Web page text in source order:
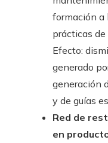
formación a
prácticas
Efecto:
generado
generación
y de guías
Red de
en